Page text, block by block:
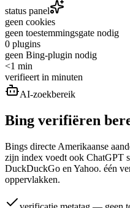
status panel
geen cookies
geen toestemmingsgate nodig
0 plugins
geen Bing-plugin nodig
<1 min
verifieert in minuten
AI-zoekbereik
Bing verifiëren
Bings directe Amerikaanse
zijn index voedt ook ChatGPT
DuckDuckGo en Yahoo. één
oppervlakken.